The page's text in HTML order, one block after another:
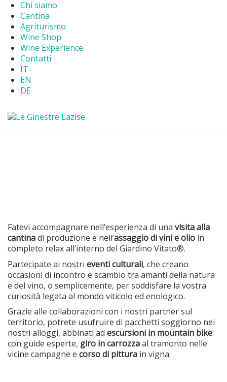
Chi siamo
Cantina
Agriturismo
Wine Shop
Wine Experience
Contatti
IT
EN
DE
Fatevi accompagnare nell’esperienza di una visita alla
cantinadi produzione e nell’assaggio di vini e olio in
completo relax all’interno del Giardino Vitato®.
Partecipate ai nostri eventi culturali, che creano
occasioni di incontro e scambio tra amanti della natura
e del vino, o semplicemente, per soddisfare la vostra
curiosità legata al mondo viticolo ed enologico.
Grazie alle collaborazioni con i nostri partner sul
territorio, potrete usufruire di pacchetti soggiorno nei
nostri alloggi, abbinati ad escursioni in mountain bike
con guide esperte, giro in carrozzaal tramonto nelle
vicine campagne e corso di pittura in vigna.